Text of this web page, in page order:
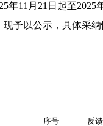
年11月21日起至
现予以公示，具体采
序号 反